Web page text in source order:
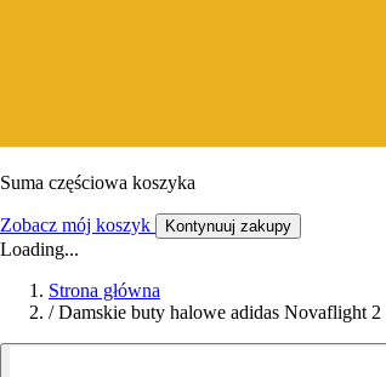
Suma częściowa koszyka
Zobacz mój koszyk Kontynuuj zakupy
Loading...
Strona główna
/ Damskie buty halowe adidas Novaflight 2